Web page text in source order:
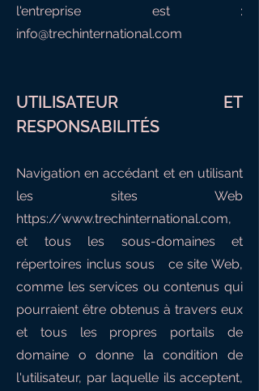
l'entreprise est :
info@trechinternational.com
UTILISATEUR ET
RESPONSABILITÉS
Navigation en accédant et en utilisant
les sites Web
https://www.trechinternational.com,
et tous les sous-domaines et
répertoires inclus sous ce site Web,
comme les services ou contenus qui
pourraient être obtenus à travers eux
et tous les propres portails de
domaine o donne la condition de
l'utilisateur, par laquelle ils acceptent,